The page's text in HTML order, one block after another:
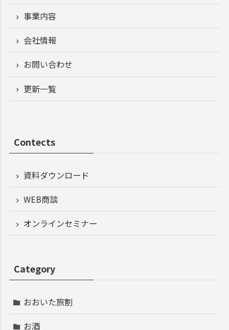
事業内容
会社情報
お問い合わせ
更新一覧
Contects
資料ダウンロード
WEB商談
オンラインセミナー
Category
おおいた旅割
お酒